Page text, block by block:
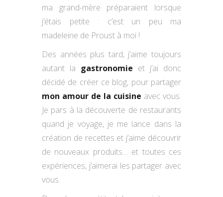
ma grand-mère préparaient lorsque
j’étais petite : c’est un peu ma
madeleine de Proust à moi !
Des années plus tard, j’aime toujours
autant la gastronomie et j’ai donc
décidé de créer ce blog, pour partager
mon amour de la cuisine avec vous.
Je pars à la découverte de restaurants
quand je voyage, je me lance dans la
création de recettes et j’aime découvrir
de nouveaux produits… et toutes ces
expériences, j’aimerai les partager avec
vous.